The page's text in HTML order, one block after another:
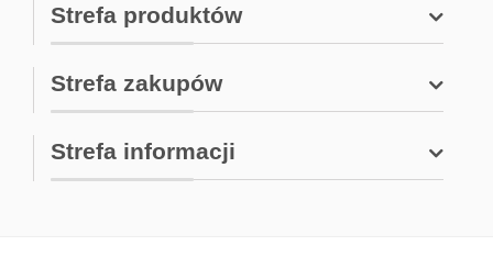
Strefa produktów
Strefa zakupów
Strefa informacji